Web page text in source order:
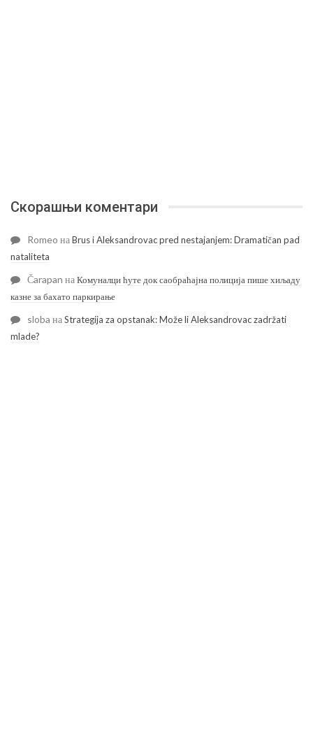
Скорашњи коментари
Romeo наBrus i Aleksandrovac pred nestajanjem: Dramatičan pad
nataliteta
Čarapan наКомуналци ћуте док саобраћајна полиција пише хиљаду
казне за бахато паркирање
sloba наStrategija za opstanak: Može li Aleksandrovac zadržati
mlade?